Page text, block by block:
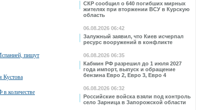
СКР сообщил о 640 погибших мирных
жителях при вторжении ВСУ в Курскую
область
06.08.2026 06:42
Залужный заявил, что Киев исчерпал
ресурс вооружений в конфликте
06.08.2026 06:35
Кабмин РФ разрешил до 1 июля 2027
года импорт, выпуск и обращение
бензина Евро 2, Евро 3, Евро 4
06.08.2026 06:32
Российские войска взяли под контроль
село Зарница в Запорожской области
пишут
Кустова
количестве